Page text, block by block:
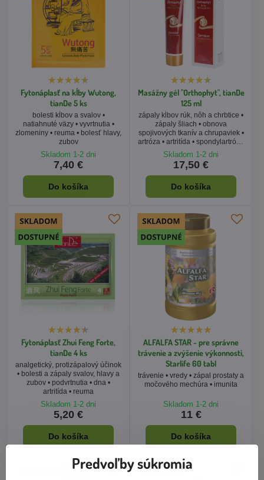
Fytonáplasť na kĺby Wutong,
tianDe 5 ks
bolesti kĺbov a svalov •
natiahnuté väzy • vyvrtnutia •
zlomeniny • reuma • bolesť hlavy,
zubov
Skladom 1-2 dni
7,40 €
Do košíka
Masážny gél "Orthophyt", tianDe
125 ml
zápaly kĺbov rúk, nôh a chrbtice •
zápaly šliach • obnova
spojivových tkanív a chrupaviek •
artróza • artritída • spondylartróza
• gél na kolená
Skladom 1-2 dni
17,50 €
Do košíka
Fytonáplasť Zhui Feng Forte,
tianDe 4 ks
analgetický, protizápalový účinok
• bolesti a zápaly svalov, hlavy a
zubov • podvrtnutia • dna •
artritída • reuma
Skladom 1-2 dni
5,20 €
Do košíka
ALFALFA STAR - pre správne
trávenie a zvýšenie výkonnosti,
Starlife 60 tabl
trávenie • vredy • zápal prostaty a
močového mechúra • imunita
Skladom 1-2 dni
11 €
Do košíka
Predvoľby súkromia